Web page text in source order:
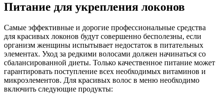
Питание для укрепления локонов
Самые эффективные и дорогие профессиональные средства
для красивых локонов будут совершенно бесполезны, если
организм женщины испытывает недостаток в питательных
элементах. Уход за редкими волосами должен начинаться со
сбалансированной диеты. Только качественное питание может
гарантировать поступление всех необходимых витаминов и
микроэлементов. Для красивых волос в меню необходимо
включить следующие продукты: